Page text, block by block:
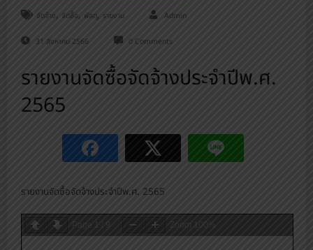
จัดจ้าง, จัดซื้อ, พัสดุ, รายงาน Admin
31 สิงหาคม 2566 0 Comments
รายงานจัดซื้อจัดจ้างประจำปีพ.ศ.
2565
รายงานจัดซื้อจัดจ้างประจำปีพ.ศ. 2565
Page 1 9 Zoom 100%